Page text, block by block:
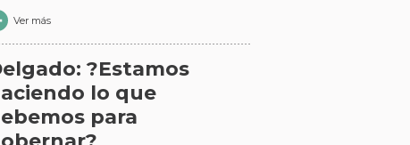
Ver más
?Estamos
lo que
para